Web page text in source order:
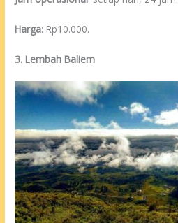
Harga: Rp10.000.
3. Lembah Baliem